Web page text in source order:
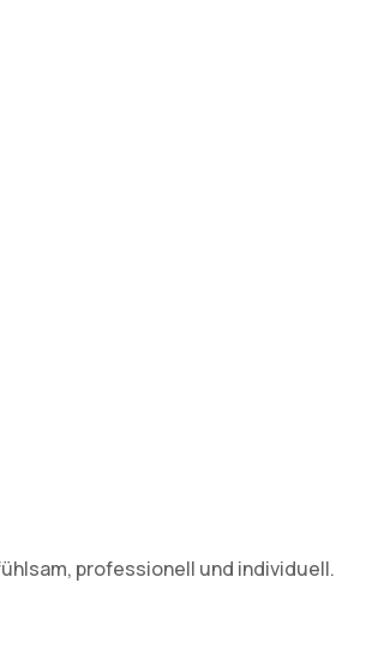
professionell und individuell.